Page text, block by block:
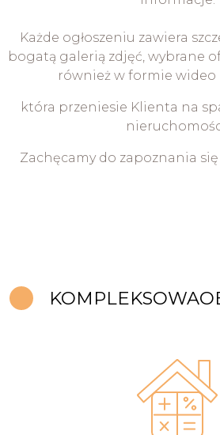
Każde ogłoszeniu zawiera
bogatą galerią zdjęć, wybrane
również w formie wideo
która przeniesie Klienta na
Zachęcamy do zapoznania
KOMPLEKSOWA